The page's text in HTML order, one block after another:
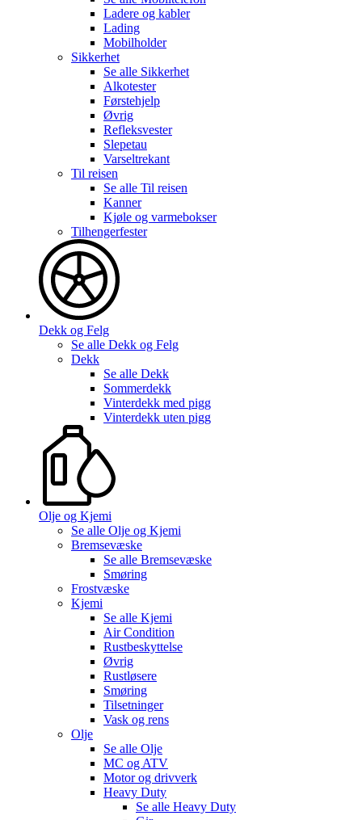
Ladere og kabler
Lading
Mobilholder
Sikkerhet
Se alle Sikkerhet
Alkotester
Førstehjelp
Øvrig
Refleksvester
Slepetau
Varseltrekant
Til reisen
Se alle Til reisen
Kanner
Kjøle og varmebokser
Tilhengerfester
Dekk og Felg
Se alle Dekk og Felg
Dekk
Se alle Dekk
Sommerdekk
Vinterdekk med pigg
Vinterdekk uten pigg
Olje og Kjemi
Se alle Olje og Kjemi
Bremsevæske
Se alle Bremsevæske
Smøring
Frostvæske
Kjemi
Se alle Kjemi
Air Condition
Rustbeskyttelse
Øvrig
Rustløsere
Smøring
Tilsetninger
Vask og rens
Olje
Se alle Olje
MC og ATV
Motor og drivverk
Heavy Duty
Se alle Heavy Duty